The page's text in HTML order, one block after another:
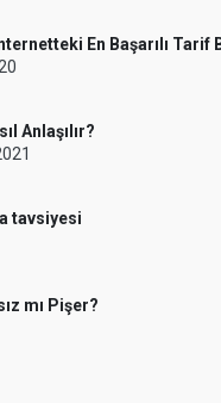
En Başarılı Tarif
Anlaşılır?
tavsiyesi
mı Pişer?